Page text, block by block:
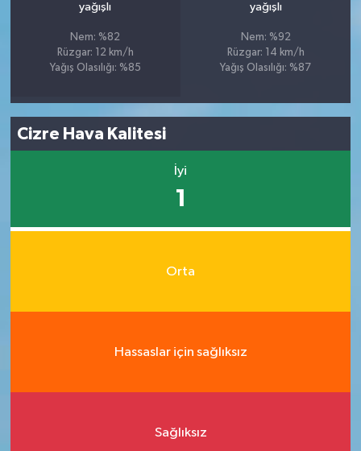
yağışlı
Nem: %82
Rüzgar: 12 km/h
Yağış Olasılığı: %85
yağışlı
Nem: %92
Rüzgar: 14 km/h
Yağış Olasılığı: %87
Cizre Hava Kalitesi
İyi
1
Orta
Hassaslar için sağlıksız
Sağlıksız